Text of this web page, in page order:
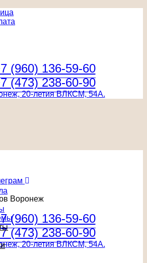
(960) 136-59-60
(473) 238-60-90
20-летия ВЛКСМ, 54А.
Воронеж
(960) 136-59-60
(473) 238-60-90
20-летия ВЛКСМ, 54А.